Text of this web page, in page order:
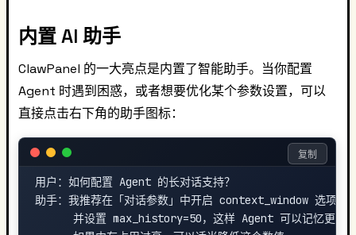
内置 AI 助手
ClawPanel 的一大亮点是内置了智能助手。当你配置
Agent 时遇到困惑，或者想要优化某个参数设置，可以
直接点击右下角的助手图标：
用户：如何配置 Agent 的长对话支持？
助手：我推荐在「对话参数」中开启 context_window 选项，
并设置 max_history=50，这样 Agent 可以记忆更多
复制